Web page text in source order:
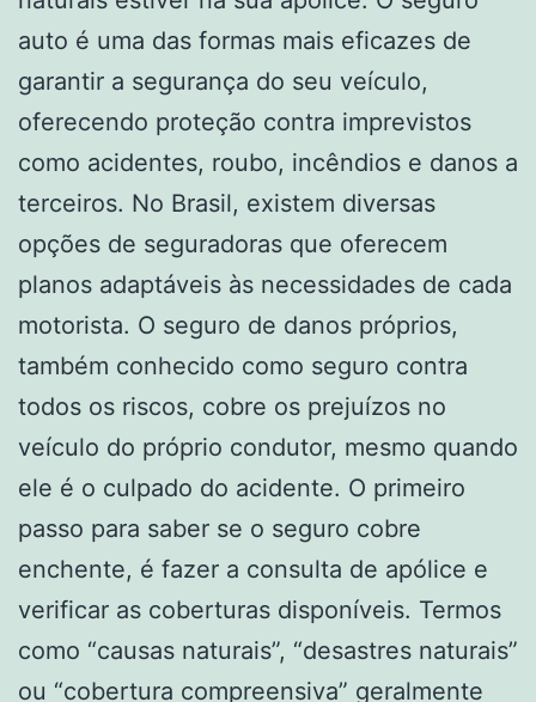
auto é uma das formas mais eficazes de
garantir a segurança do seu veículo,
oferecendo proteção contra imprevistos
como acidentes, roubo, incêndios e danos a
terceiros. No Brasil, existem diversas
opções de seguradoras que oferecem
planos adaptáveis às necessidades de cada
motorista. O seguro de danos próprios,
também conhecido como seguro contra
todos os riscos, cobre os prejuízos no
veículo do próprio condutor, mesmo quando
ele é o culpado do acidente. O primeiro
passo para saber se o seguro cobre
enchente, é fazer a consulta de apólice e
verificar as coberturas disponíveis. Termos
como “causas naturais”, “desastres naturais”
ou “cobertura compreensiva” geralmente